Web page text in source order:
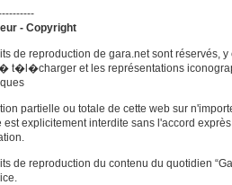
- Copyright
de reproduction de gara.net sont réservés,
t�l�charger et les représentations
partielle ou totale de cette web sur
est explicitement interdite sans l'accord
de reproduction du contenu du quotidien